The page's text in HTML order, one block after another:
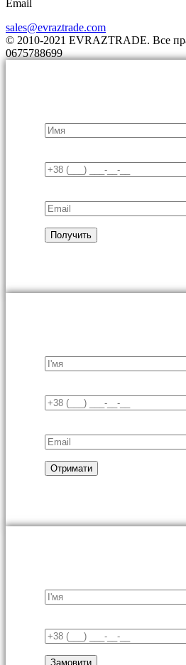
Email
sales@evraztrade.com
© 2010-2021 EVRAZTRADE. Все
0675788699